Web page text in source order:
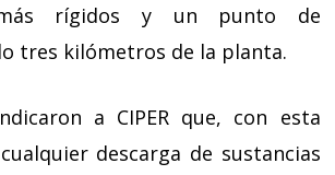
más rígidos y un punto de
tres kilómetros de la planta.
a CIPER que, con esta
descarga de sustancias